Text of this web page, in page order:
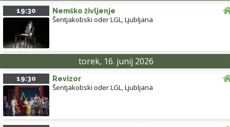
19:30 Nemško življenje
Šentjakobski oder LGL,Ljubljana
torek, 16. junij 2026
19:30 Revizor
Šentjakobski oder LGL,Ljubljana